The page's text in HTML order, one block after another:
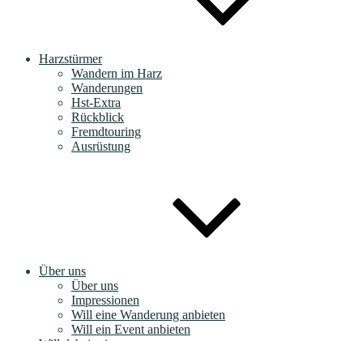
Harzstürmer
Wandern im Harz
Wanderungen
Hst-Extra
Rückblick
Fremdtouring
Ausrüstung
Über uns
Über uns
Impressionen
Will eine Wanderung anbieten
Will ein Event anbieten